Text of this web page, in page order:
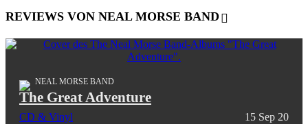
REVIEWS VON NEAL MORSE BAND
NEAL MORSE BAND
The Great Adventure
CD & Vinyl 15 Sep 20